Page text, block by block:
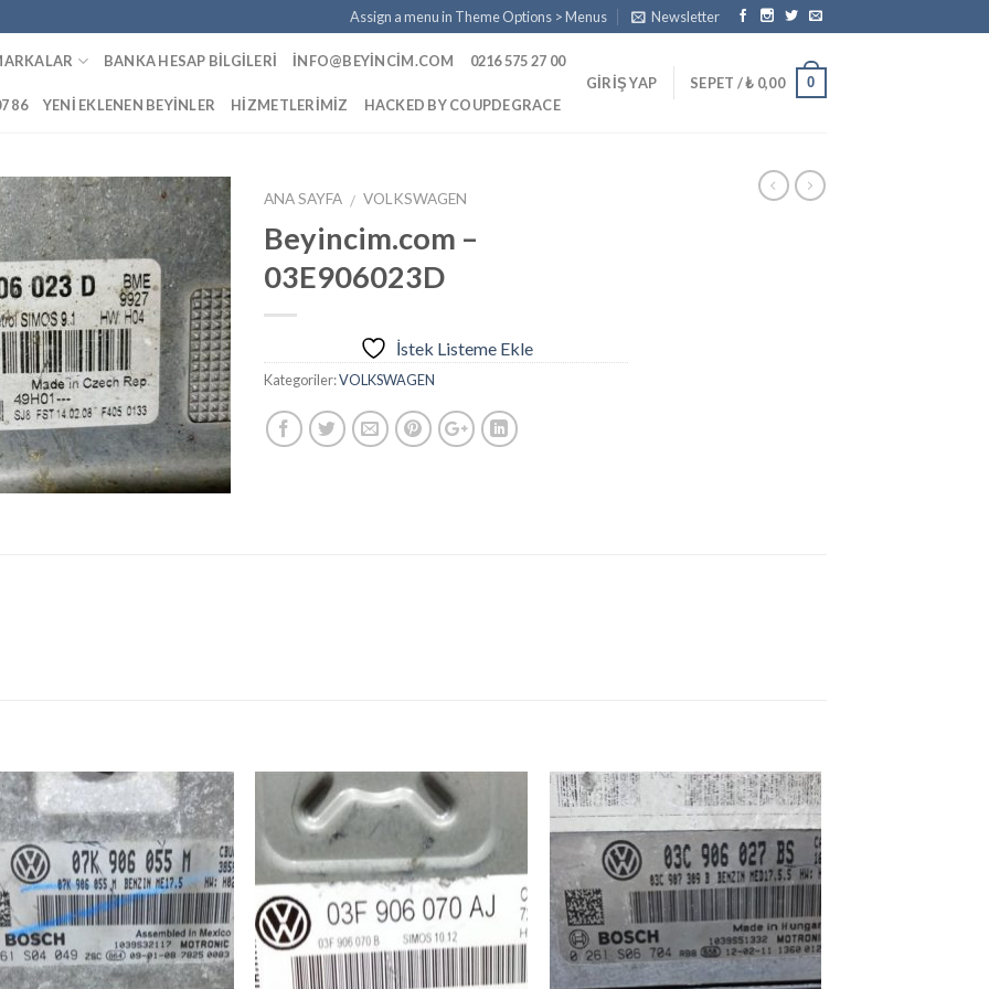
Assign a menu in Theme Options > Menus Newsletter
BANKA HESAP BILGILERI INFO@BEYINCIM.COM 0216 575 27 00
86 YENI EKLENEN BEYINLER HIZMETLERIMIZ HACKED BY COUPDEGRACE
GIRIŞ YAP SEPET /₺ 0,00 0
İstek
Listeme
Ekle
ANA SAYFA / VOLKSWAGEN
Beyincim.com –
03E906023D
İstek Listeme Ekle
Kategoriler:VOLKSWAGEN
İstek
Listeme
Ekle
Listeme
Ekle
İstek
Listeme